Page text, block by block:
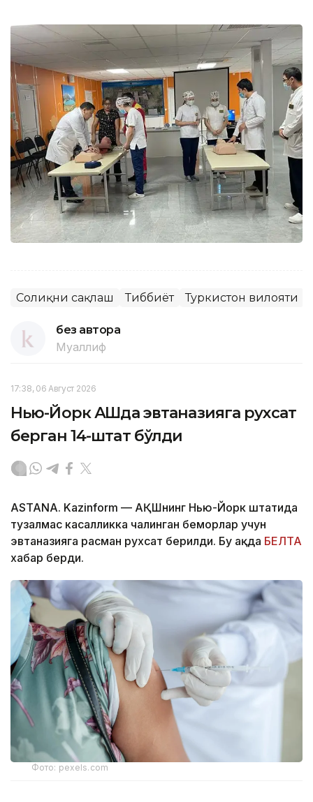
Соғлиқни сақлаш Тиббиёт Туркистон вилояти
без автора
Муаллиф
17:38, 06 Август 2026
Нью-Йорк АҚШда эвтаназияга рухсат
берган 14-штат бўлди
ASTANA. Kazinform — АҚШнинг Нью-Йорк штатида
тузалмас касалликка чалинган беморлар учун
эвтаназияга расман рухсат берилди. Бу ҳақда БЕЛТА
хабар берди.
Фото: pexels.com